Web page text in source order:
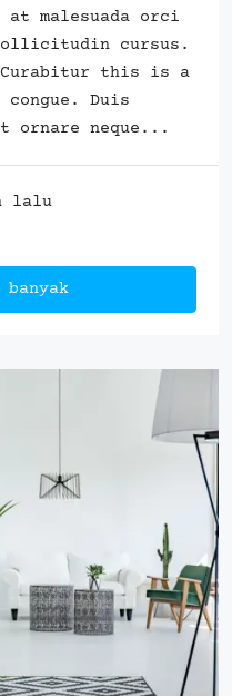
malesuada orci
sollicitudin cursus.
this is a
Duis
ornare neque...
lalu